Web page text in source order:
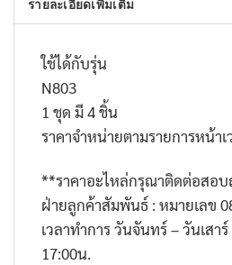
รายละเอียดเพิ่มเติม
ใช้ได้กับรุ่น
N803
1 ชุด มี 4 ชิ้น
ราคาจำหน่ายตามรายการหน้า
**ราคาอะไหล่กรุณาติดต่อสอ
ฝ่ายลูกค้าสัมพันธ์ : หมายเลข
เวลาทำการ วันจันทร์ – วันเสาร์
17:00น.